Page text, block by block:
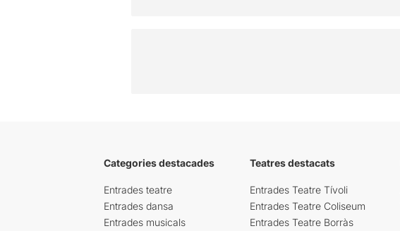
Categories destacades
Entrades teatre
Entrades dansa
Entrades musicals
Teatres destacats
Entrades Teatre Tívoli
Entrades Teatre Coliseum
Entrades Teatre Borràs